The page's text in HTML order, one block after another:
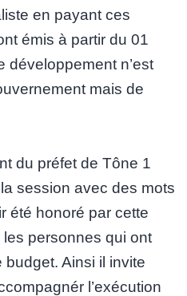
en payant ces
émis à partir du 01
développement n’est
mais de
du préfet de Tône 1
session avec des mots
été honoré par cette
personnes qui ont
Ainsi il invite
l’exécution